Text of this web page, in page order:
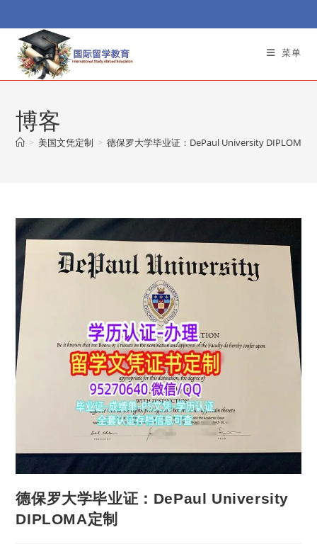
to
content
菜单
博客
> 美国文凭定制 > 德保罗大学毕业证：DePaul University DIPLOMA
德保罗大学毕业证：DePaul University
DIPLOMA定制